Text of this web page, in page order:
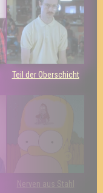
Teil der Oberschicht
Nerven aus Stahl